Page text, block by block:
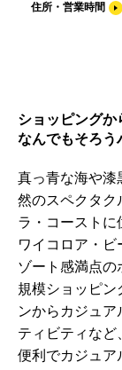
住所・営業時間
ショッピングか
なんでもそろう
真っ青な海や漆
然のスペクタク
ラ・コーストに
ワイコロア・ビ
ゾート感満点
規模ショッピン
ンからカジュ
ティビティな
便利でカジュア